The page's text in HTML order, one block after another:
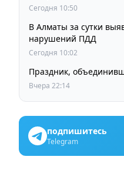
Сегодня 10:50
В Алматы за сутки
нарушений ПДД
Сегодня 10:02
Праздник,
Вчера 22:14
подпишитесь
Telegram